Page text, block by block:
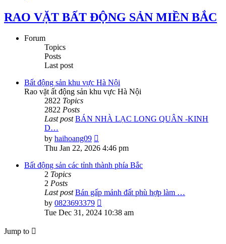
RAO VẶT BẤT ĐỘNG SẢN MIỀN BẮC
Forum
Topics
Posts
Last post
Bất động sản khu vực Hà Nội
Rao vặt ất động sản khu vực Hà Nội
2822 Topics
2822 Posts
Last post BÁN NHÀ LẠC LONG QUÂN -KINH
D…
by haihoang09
the
post
Thu Jan 22, 2026 4:46 pm
Bất động sản các tỉnh thành phía Bắc
2 Topics
2 Posts
Last post Bán gấp mảnh đất phù hợp làm …
by 0823693379
the
Tue Dec 31, 2024 10:38 am
Jump to